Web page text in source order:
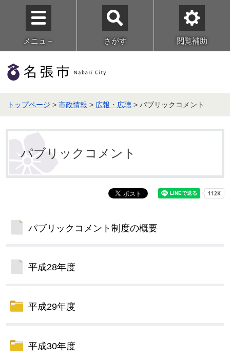
メニュ－ さがす 閲覧補助
トップページ >市政情報 > 広報・広聴 > パブリックコメント
パブリックコメント
パブリックコメント制度の概要
平成28年度
平成29年度
平成30年度